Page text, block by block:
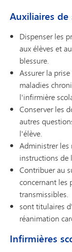
Auxiliaires de
Dispenser les
aux élèves et
blessure.
Assurer la
maladies
l'infirmière
Conserver les
autres
l'élève.
Administrer les
instructions de
Contribuer au
concernant les
transmissibles.
sont titulaires
réanimation
Infirmières